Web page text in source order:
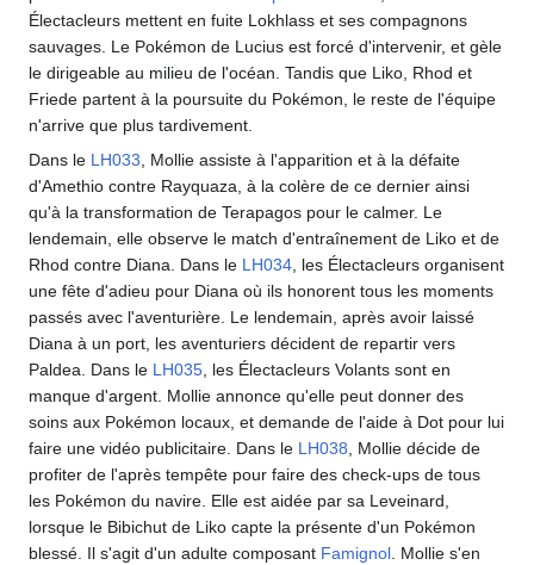
Électacleurs mettent en fuite Lokhlass et ses compagnons
sauvages. Le Pokémon de Lucius est forcé d'intervenir, et gèle
le dirigeable au milieu de l'océan. Tandis que Liko, Rhod et
Friede partent à la poursuite du Pokémon, le reste de l'équipe
n'arrive que plus tardivement.
Dans le LH033, Mollie assiste à l'apparition et à la défaite
d'Amethio contre Rayquaza, à la colère de ce dernier ainsi
qu'à la transformation de Terapagos pour le calmer. Le
lendemain, elle observe le match d'entraînement de Liko et de
Rhod contre Diana. Dans le LH034, les Électacleurs organisent
une fête d'adieu pour Diana où ils honorent tous les moments
passés avec l'aventurière. Le lendemain, après avoir laissé
Diana à un port, les aventuriers décident de repartir vers
Paldea. Dans le LH035, les Électacleurs Volants sont en
manque d'argent. Mollie annonce qu'elle peut donner des
soins aux Pokémon locaux, et demande de l'aide à Dot pour lui
faire une vidéo publicitaire. Dans le LH038, Mollie décide de
profiter de l'après tempête pour faire des check-ups de tous
les Pokémon du navire. Elle est aidée par sa Leveinard,
lorsque le Bibichut de Liko capte la présente d'un Pokémon
blessé. Il s'agit d'un adulte composant Famignol. Mollie s'en